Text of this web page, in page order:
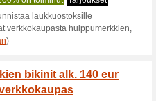
Tilaa